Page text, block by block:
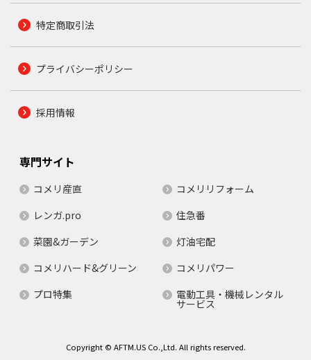
特定商取引法
プライバシーポリシー
採用情報
専門サイト
コメリ産直
コメリリフォーム
レンガ.pro
住急番
菜園&ガーデン
灯油宅配
コメリハード&グリーン
コメリパワー
プロ特集
電動工具・機械レンタル
サービス
Copyright © AFTM.US Co.,Ltd. All rights reserved.